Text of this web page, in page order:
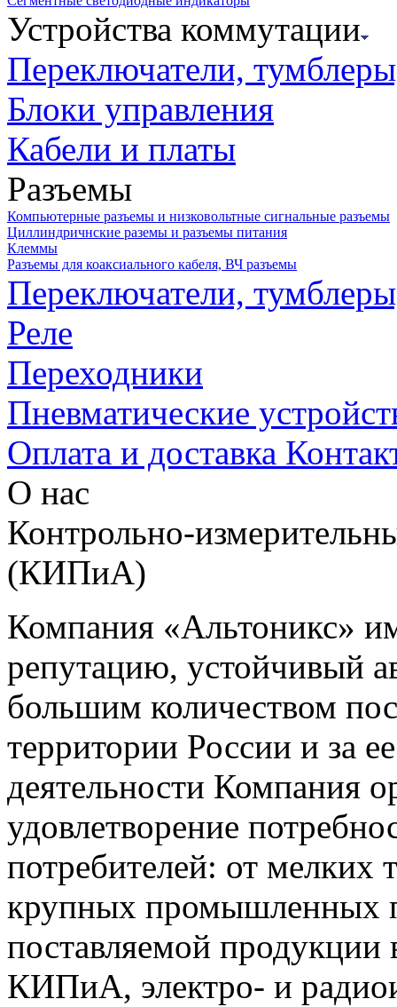
Устройства коммутации
Переключатели,
Блоки управления
Кабели и платы
Разъемы
Компьютерные разъемы и низковольтные сигнальные разъемы
Циллиндричнские раземы и разъемы питания
Клеммы
Разъемы для коаксиального кабеля, ВЧ разъемы
Переключатели,
Реле
Переходники
Пневматические
Оплата и доставка
О нас
Контрольно-
(КИПиА)
Компания «Альтоникс»
репутацию, устойчивый
большим количеством
территории России и за
деятельности Компания
удовлетворение
потребителей: от мелких
крупных промышленных
поставляемой продукции
КИПиА, электро- и